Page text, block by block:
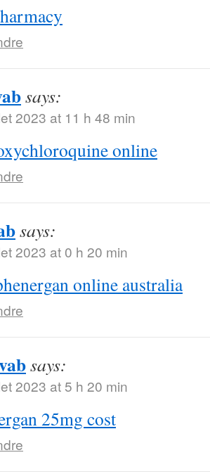
says:
2023 at 11 h 48 min
online
says:
2023 at 0 h 20 min
online australia
says:
2023 at 5 h 20 min
25mg cost